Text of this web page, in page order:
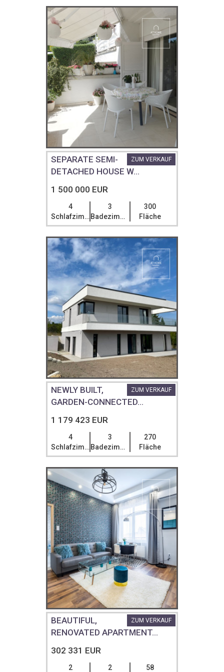
ZUM VERKAUF
SEPARATE SEMI-
DETACHED HOUSE W...
1 500 000 EUR
4
Schlafzimmer
3
Badezimmer
300
Fläche
ZUM VERKAUF
NEWLY BUILT,
GARDEN-CONNECTED...
1 179 423 EUR
4
Schlafzimmer
3
Badezimmer
270
Fläche
ZUM VERKAUF
BEAUTIFUL,
RENOVATED APARTMENT...
302 331 EUR
2
2
58